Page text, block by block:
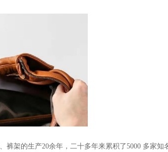
裤架的生产20余年，二十多年来累积了5000 多家知